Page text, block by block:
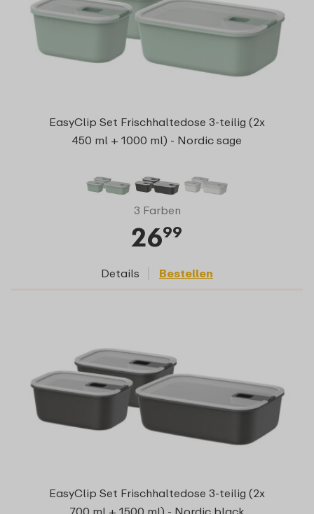
EasyClip Set Frischhaltedose 3-teilig (2x
450 ml + 1000 ml) - Nordic sage
3 Farben
2699
Details Bestellen
EasyClip Set Frischhaltedose 3-teilig (2x
700 ml + 1500 ml) - Nordic black